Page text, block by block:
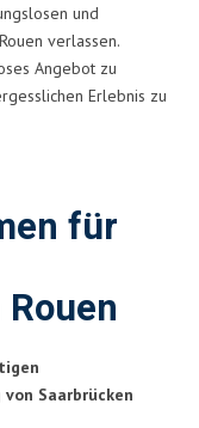
und
verlassen.
Angebot zu
Erlebnis zu
für
Saarbrücken